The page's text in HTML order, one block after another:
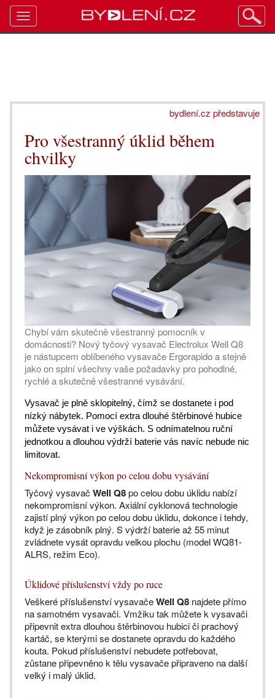
bydlení.cz představuje
Pro všestranný úklid během
chvilky
Chybí vám skutečně všestranný pomocník v
domácnosti? Nový tyčový vysavač Electrolux Well Q8
je nástupcem oblíbeného vysavače Ergorapido a stejně
jako on splní všechny vaše požadavky pro pohodlné,
rychlé a skutečně všestranné vysávání.
Vysavač je plně sklopitelný, čímž se dostanete i pod
nízký nábytek. Pomocí extra dlouhé štěrbinové hubice
můžete vysávat i ve výškách. S odnímatelnou ruční
jednotkou a dlouhou výdrží baterie vás navíc nebude nic
limitovat.
Nekompromisní výkon po celou dobu vysávání
Tyčový vysavač Well Q8po celou dobu úklidu nabízí
nekompromisní výkon. Axiální cyklonová technologie
zajistí plný výkon po celou dobu úklidu, dokonce i tehdy,
když je zásobník plný. S výdrží baterie až 55 minut
zvládnete vysát opravdu velkou plochu (model WQ81-
ALRS, režim Eco).
Úklidové příslušenství vždy po ruce
Veškeré příslušenství vysavačeWell Q8 najdete přímo
na samotném vysavači. Vmžiku tak můžete k vysavači
připevnit extra dlouhou štěrbinovou hubici či prachový
kartáč, se kterými se dostanete opravdu do každého
kouta. Pokud příslušenství nebudete potřebovat,
zůstane připevněno k tělu vysavače připraveno na další
velký i malý úklid.
Toggle
navigation